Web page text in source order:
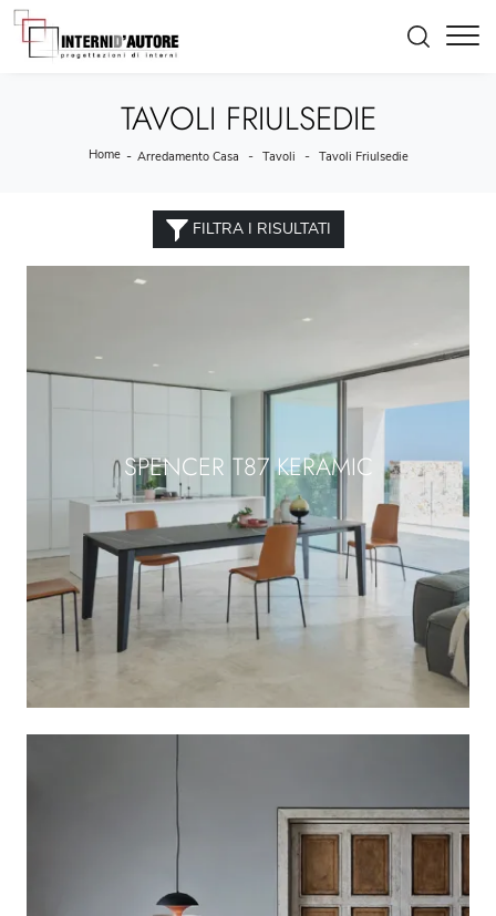
TAVOLI FRIULSEDIE
Home - Arredamento Casa - Tavoli - Tavoli Friulsedie
FILTRA I RISULTATI
SPENCER T87 KERAMIC